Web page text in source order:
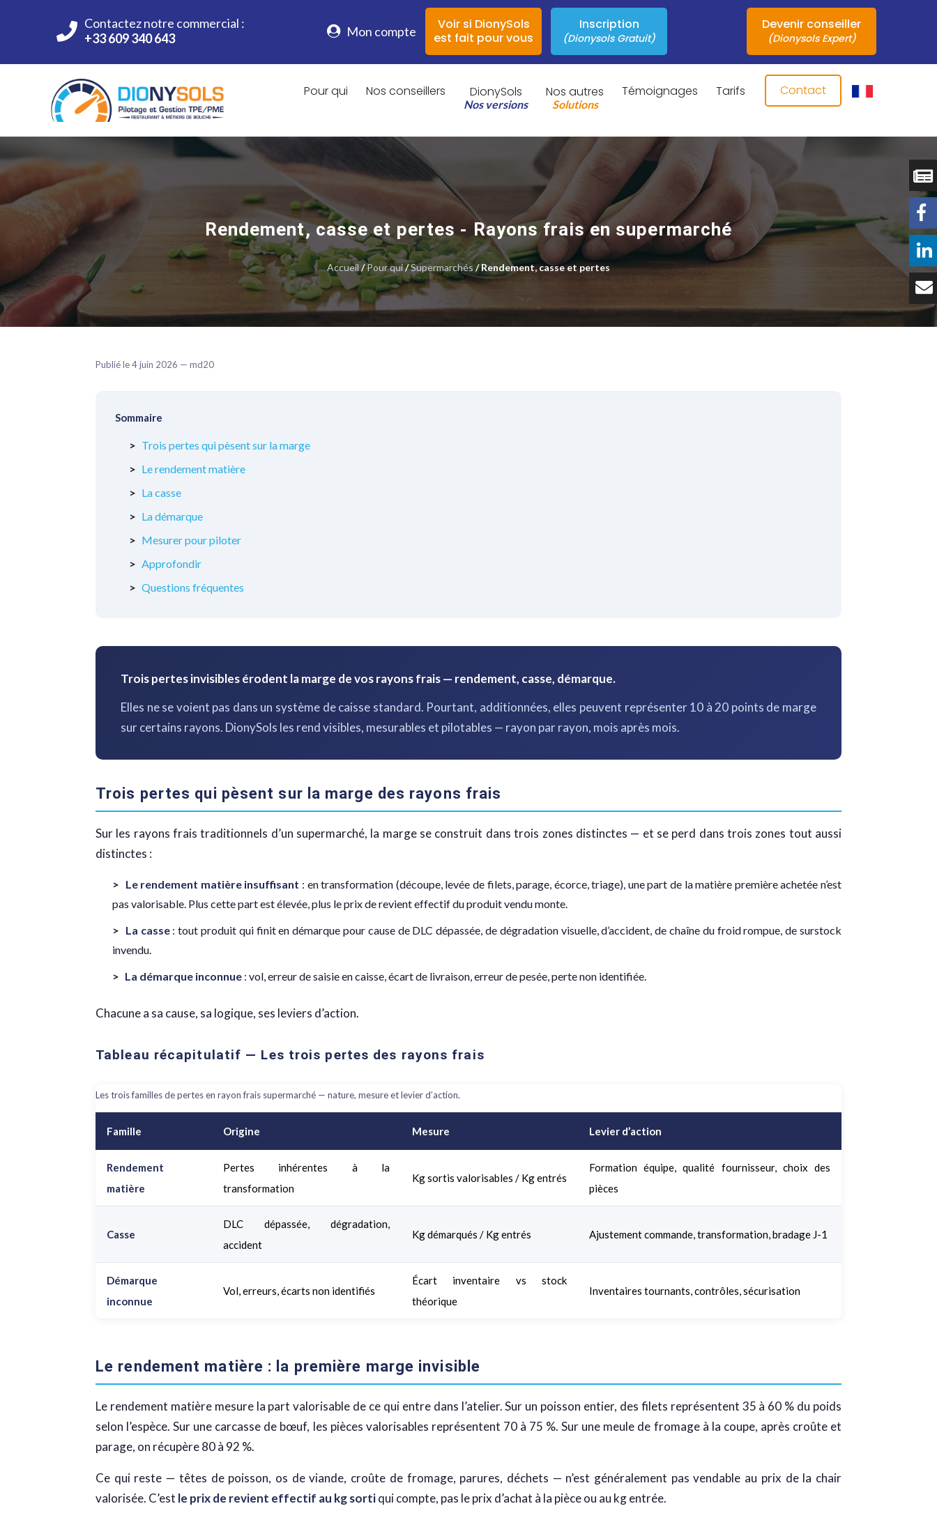
Contactez notre commercial :
+33 609 340 643
Mon compte
Voir si DionySols
est fait pour vous
Inscription
(Dionysols Gratuit)
Devenir conseiller
(Dionysols Expert)
Pour qui Nos conseillers DionySols
Nos versions
Nos autres
Solutions
Témoignages Tarifs Contact
Rendement, casse et pertes - Rayons frais en supermarché
Accueil/Pour qui/Supermarchés/ Rendement, casse et pertes
Publié le 4 juin 2026 — md20
Sommaire
Trois pertes qui pèsent sur la marge
Le rendement matière
La casse
La démarque
Mesurer pour piloter
Approfondir
Questions fréquentes
Trois pertes invisibles érodent la marge de vos rayons frais — rendement, casse, démarque.
Elles ne se voient pas dans un système de caisse standard. Pourtant, additionnées, elles peuvent représenter 10 à 20 points de marge
sur certains rayons. DionySols les rend visibles, mesurables et pilotables — rayon par rayon, mois après mois.
Trois pertes qui pèsent sur la marge des rayons frais
Sur les rayons frais traditionnels d’un supermarché, la marge se construit dans trois zones distinctes — et se perd dans trois zones tout aussi
distinctes :
Le rendement matière insuffisant : en transformation (découpe, levée de filets, parage, écorce, triage), une part de la matière première achetée n’est
pas valorisable. Plus cette part est élevée, plus le prix de revient effectif du produit vendu monte.
La casse: tout produit qui finit en démarque pour cause de DLC dépassée, de dégradation visuelle, d’accident, de chaîne du froid rompue, de surstock
invendu.
La démarque inconnue : vol, erreur de saisie en caisse, écart de livraison, erreur de pesée, perte non identifiée.
Chacune a sa cause, sa logique, ses leviers d’action.
Tableau récapitulatif — Les trois pertes des rayons frais
Les trois familles de pertes en rayon frais supermarché — nature, mesure et levier d’action.
Famille Origine Mesure Levier d’action
Rendement
matière
Pertes inhérentes à la
transformation
Kg sortis valorisables / Kg entrés
Formation équipe, qualité fournisseur, choix des
pièces
Casse
DLC dépassée, dégradation,
accident
Kg démarqués / Kg entrés Ajustement commande, transformation, bradage J-1
Démarque
inconnue
Vol, erreurs, écarts non identifiés
Écart inventaire vs stock
théorique
Inventaires tournants, contrôles, sécurisation
Le rendement matière : la première marge invisible
Le rendement matière mesure la part valorisable de ce qui entre dans l’atelier. Sur un poisson entier, des filets représentent 35 à 60 % du poids
selon l’espèce. Sur une carcasse de bœuf, les pièces valorisables représentent 70 à 75 %. Sur une meule de fromage à la coupe, après croûte et
parage, on récupère 80 à 92 %.
Ce qui reste — têtes de poisson, os de viande, croûte de fromage, parures, déchets — n’est généralement pas vendable au prix de la chair
valorisée. C’est le prix de revient effectif au kg sortiqui compte, pas le prix d’achat à la pièce ou au kg entrée.